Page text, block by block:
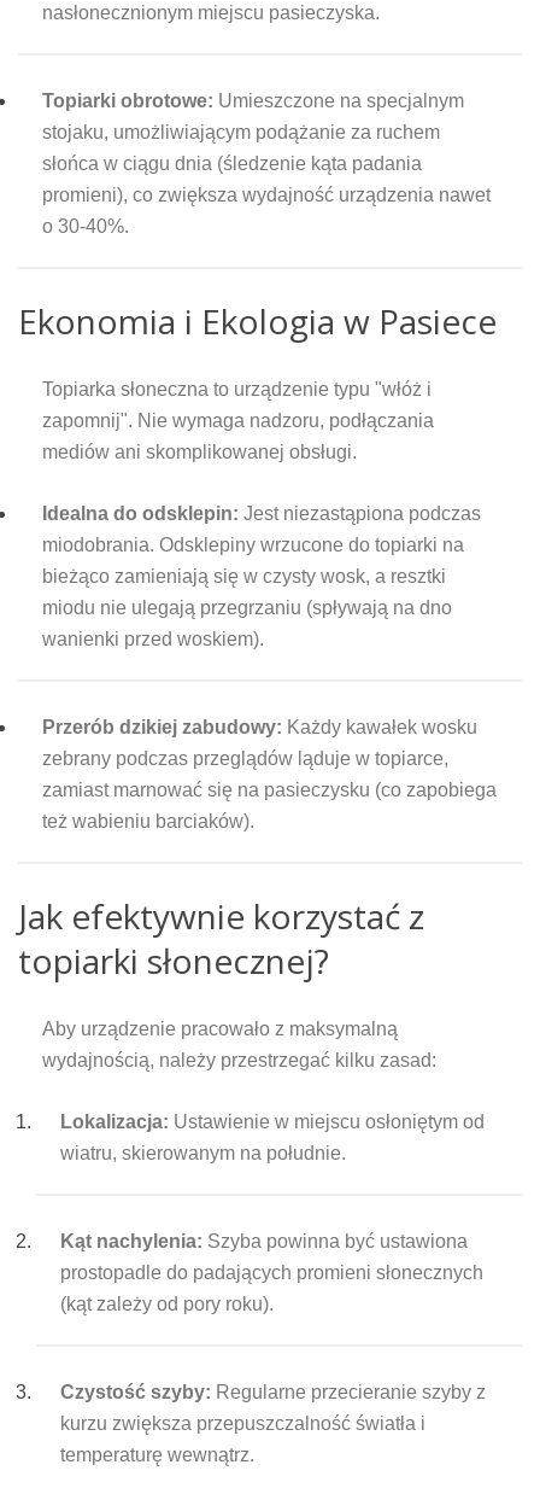
nasłonecznionym miejscu pasieczyska.
Topiarki obrotowe: Umieszczone na specjalnym
stojaku, umożliwiającym podążanie za ruchem
słońca w ciągu dnia (śledzenie kąta padania
promieni), co zwiększa wydajność urządzenia nawet
o 30-40%.
Ekonomia i Ekologia w Pasiece
Topiarka słoneczna to urządzenie typu "włóż i
zapomnij". Nie wymaga nadzoru, podłączania
mediów ani skomplikowanej obsługi.
Idealna do odsklepin: Jest niezastąpiona podczas
miodobrania. Odsklepiny wrzucone do topiarki na
bieżąco zamieniają się w czysty wosk, a resztki
miodu nie ulegają przegrzaniu (spływają na dno
wanienki przed woskiem).
Przerób dzikiej zabudowy: Każdy kawałek wosku
zebrany podczas przeglądów ląduje w topiarce,
zamiast marnować się na pasieczysku (co zapobiega
też wabieniu barciaków).
Jak efektywnie korzystać z
topiarki słonecznej?
Aby urządzenie pracowało z maksymalną
wydajnością, należy przestrzegać kilku zasad:
Lokalizacja: Ustawienie w miejscu osłoniętym od
wiatru, skierowanym na południe.
Kąt nachylenia: Szyba powinna być ustawiona
prostopadle do padających promieni słonecznych
(kąt zależy od pory roku).
Czystość szyby: Regularne przecieranie szyby z
kurzu zwiększa przepuszczalność światła i
temperaturę wewnątrz.